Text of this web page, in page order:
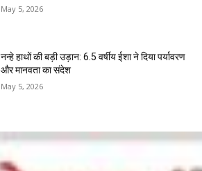
May 5, 2026
नन्हे हाथों की बड़ी उड़ान: 6.5 वर्षीय ईशा ने दिया पर्यावरण
और मानवता का संदेश
May 5, 2026